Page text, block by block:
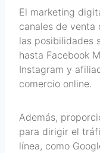
El marketing
canales de venta
las posibilidades
hasta Facebook
Instagram y
comercio online.
Además,
para dirigir el
línea, como